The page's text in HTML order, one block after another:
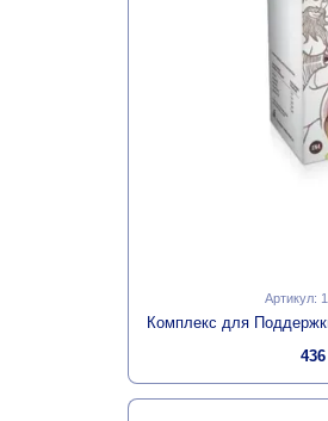
Артикул: